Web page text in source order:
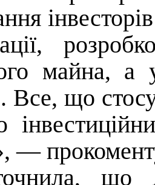
майна, а
Все, що
—
що